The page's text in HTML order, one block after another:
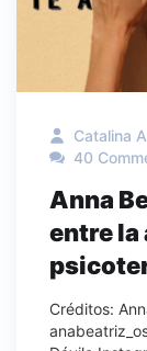
Catalina
40
Anna
entre la
Créditos: